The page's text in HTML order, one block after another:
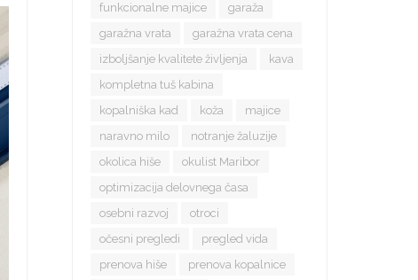
funkcionalne majice
garaža
garažna vrata
garažna vrata cena
izboljšanje kvalitete življenja
kava
kompletna tuš kabina
kopalniška kad
koža
majice
naravno milo
notranje žaluzije
okolica hiše
okulist Maribor
optimizacija delovnega časa
osebni razvoj
otroci
očesni pregledi
pregled vida
prenova hiše
prenova kopalnice